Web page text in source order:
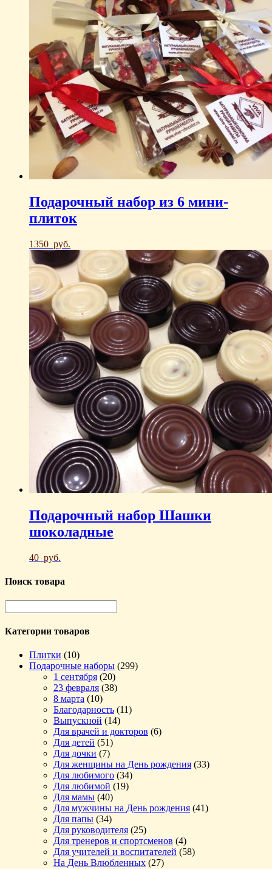
Подарочный набор из 6 мини-
плиток
1350 руб.
Подарочный набор Шашки
шоколадные
40 руб.
Поиск товара
Категории товаров
Плитки (10)
Подарочные наборы (299)
1 сентября (20)
23 февраля (38)
8 марта (10)
Благодарность (11)
Выпускной (14)
Для врачей и докторов (6)
Для детей (51)
Для дочки (7)
Для женщины на День рождения (33)
Для любимого (34)
Для любимой (19)
Для мамы (40)
Для мужчины на День рождения (41)
Для папы (34)
Для руководителя (25)
Для тренеров и спортсменов (4)
Для учителей и воспитателей (58)
На День Влюбленных (27)